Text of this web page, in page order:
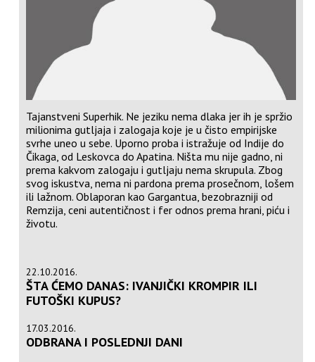
Tajanstveni Superhik. Ne jeziku nema dlaka jer ih je spržio
milionima gutljaja i zalogaja koje je u čisto empirijske
svrhe uneo u sebe. Uporno proba i istražuje od Indije do
Čikaga, od Leskovca do Apatina. Ništa mu nije gadno, ni
prema kakvom zalogaju i gutljaju nema skrupula. Zbog
svog iskustva, nema ni pardona prema prosečnom, lošem
ili lažnom. Oblaporan kao Gargantua, bezobrazniji od
Remzija, ceni autentičnost i fer odnos prema hrani, piću i
životu.
22.10.2016.
ŠTA ĆEMO DANAS: IVANJIČKI KROMPIR ILI
FUTOŠKI KUPUS?
17.03.2016.
ODBRANA I POSLEDNJI DANI